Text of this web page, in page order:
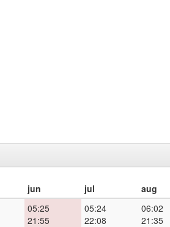
jun jul aug
05:25
21:55
05:24
22:08
06:02
21:35